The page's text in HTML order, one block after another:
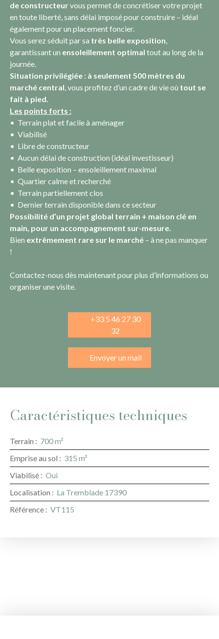
de constructeurvous permet de concrétiser votre projet
en toute liberté, sans délai imposé pour construire – idéal
également pour un placement foncier.
Vous serez séduit par sa très belle exposition,
garantissant un ensoleillement optimal tout au long de la
journée.
Situation privilégiée : à seulement 500 mètres du
marché central, vous profitez d’un cadre de vie où tout se
fait à pied.
Les points forts :
Terrain plat et facile à aménager
Viabilisé
Libre de constructeur
Aucun délai de construction (idéal investisseur)
Belle exposition – ensoleillement maximal
Quartier calme et recherché
Terrain partiellement clos
Dernier terrain disponible dans ce secteur
Possibilité d’un projet global terrain + maison clé en
main, pour un accompagnement sur-mesure.
Bien extrêmement rare sur le marché – à ne pas manquer
!
Contactez-nous dès maintenant pour plus d’informations ou
organiser une visite.
+33 5 46 27 30
32
Envoyer un mail
Caractéristiques techniques
Terrain : 700m²
Emprise au sol : 315 m²
Viabilisé : Oui
Localisation : La Tremblade 17390
Référence : VT115